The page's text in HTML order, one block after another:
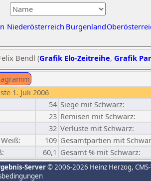
Niederösterreich Burgenland
Bendl (Grafik Elo-Zeitreihe, Grafik
1. Juli 2006
54 Siege mit Schwarz:
23 Remisen mit Schwarz:
32 Verluste mit Schwarz:
109 Gesamtpartien mit
60,1 Gesamt % mit Schwarz:
Server© 2006-2026 Heinz Herzog,